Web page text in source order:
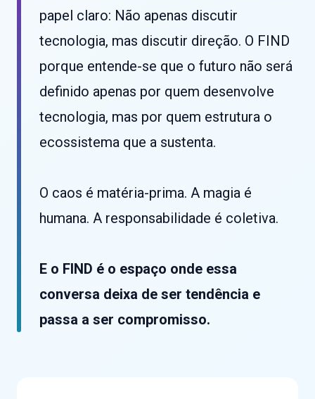
papel claro: Não apenas discutir
tecnologia, mas discutir direção. O FIND
porque entende-se que o futuro não será
definido apenas por quem desenvolve
tecnologia, mas por quem estrutura o
ecossistema que a sustenta.
O caos é matéria-prima. A magia é
humana. A responsabilidade é coletiva.
E o FIND é o espaço onde essa
conversa deixa de ser tendência e
passa a ser compromisso.